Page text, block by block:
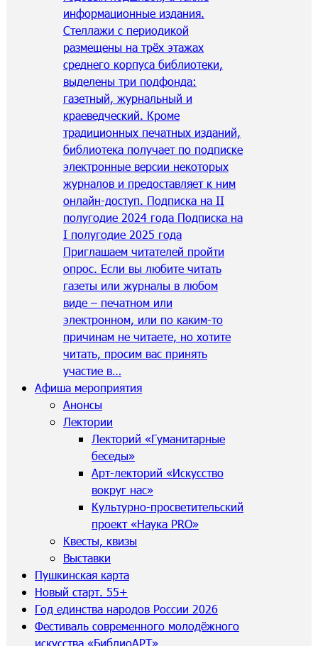
информационные издания.
Стеллажи с периодикой
размещены на трёх этажах
среднего корпуса библиотеки,
выделены три подфонда:
газетный, журнальный и
краеведческий. Кроме
традиционных печатных изданий,
библиотека получает по подписке
электронные версии некоторых
журналов и предоставляет к ним
онлайн-доступ. Подписка на II
полугодие 2024 года Подписка на
I полугодие 2025 года
Приглашаем читателей пройти
опрос. Если вы любите читать
газеты или журналы в любом
виде – печатном или
электронном, или по каким-то
причинам не читаете, но хотите
читать, просим вас принять
участие в…
Афиша мероприятия
Анонсы
Лектории
Лекторий «Гуманитарные
беседы»
Арт-лекторий «Искусство
вокруг нас»
Культурно-просветительский
проект «Наука PRO»
Квесты, квизы
Выставки
Пушкинская карта
Новый старт. 55+
Год единства народов России 2026
Фестиваль современного молодёжного
искусства «БиблиоАРТ»